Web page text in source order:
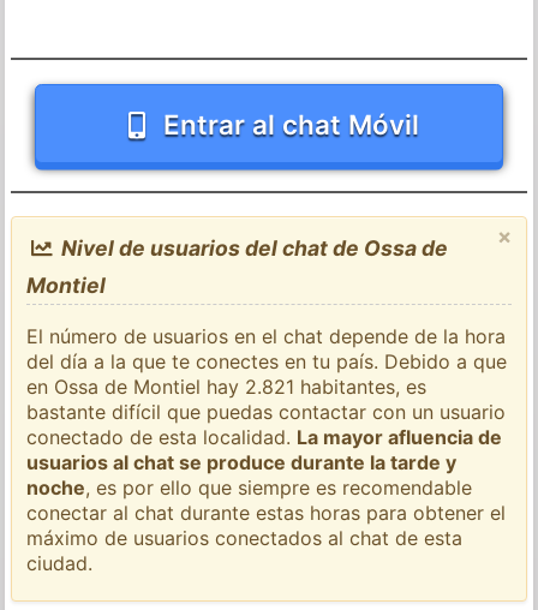
Entrar al chat Móvil
×
Nivel de usuarios del chat de Ossa de
Montiel
El número de usuarios en el chat depende de la hora
del día a la que te conectes en tu país. Debido a que
en Ossa de Montiel hay 2.821 habitantes, es
bastante difícil que puedas contactar con un usuario
conectado de esta localidad. La mayor afluencia de
usuarios al chat se produce durante la tarde y
noche, es por ello que siempre es recomendable
conectar al chat durante estas horas para obtener el
máximo de usuarios conectados al chat de esta
ciudad.